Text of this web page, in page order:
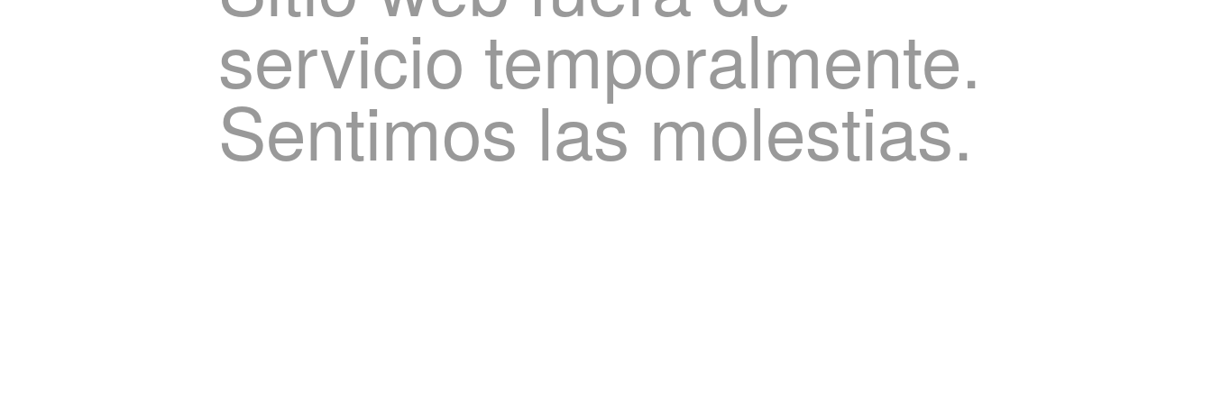
servicio temporalmente.
Sentimos las molestias.